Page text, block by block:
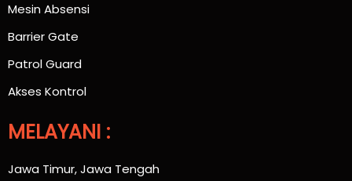
Mesin Absensi
Barrier Gate
Patrol Guard
Akses Kontrol
MELAYANI :
Jawa Timur, Jawa Tengah